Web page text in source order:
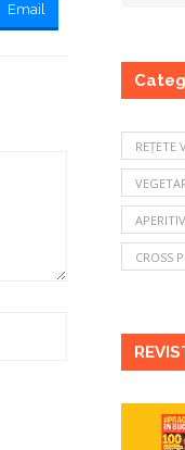
Email
REȚETE
CROSS